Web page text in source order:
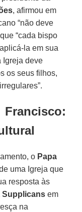
, afirmou em
“não deve
“cada bispo
la em sua
Igreja deve
os seus filhos,
o Papa
uma Igreja que
resposta às
Supplicansem
na